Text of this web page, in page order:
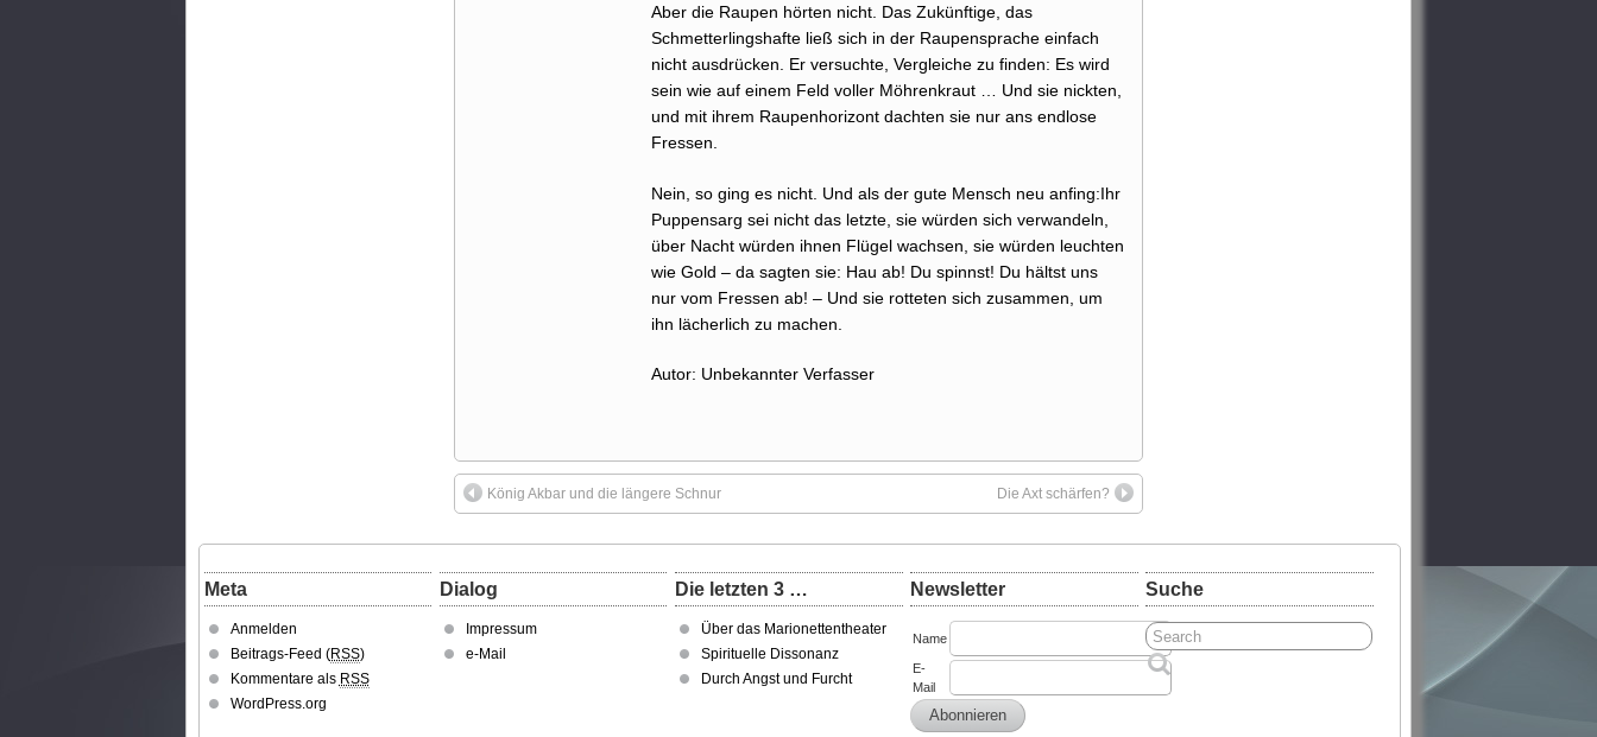
Aber die Raupen hörten nicht. Das Zukünftige, das
Schmetterlingshafte ließ sich in der Raupensprache einfach
nicht ausdrücken. Er versuchte, Vergleiche zu finden: Es wird
sein wie auf einem Feld voller Möhrenkraut … Und sie nickten,
und mit ihrem Raupenhorizont dachten sie nur ans endlose
Fressen.
Nein, so ging es nicht. Und als der gute Mensch neu anfing:Ihr
Puppensarg sei nicht das letzte, sie würden sich verwandeln,
über Nacht würden ihnen Flügel wachsen, sie würden leuchten
wie Gold – da sagten sie: Hau ab! Du spinnst! Du hältst uns
nur vom Fressen ab! – Und sie rotteten sich zusammen, um
ihn lächerlich zu machen.
Autor: Unbekannter Verfasser
König Akbar und die längere Schnur Die Axt schärfen?
Meta
Anmelden
Beitrags-Feed (RSS)
Kommentare als RSS
WordPress.org
Dialog
Impressum
e-Mail
Die letzten 3 …
Über das Marionettentheater
Spirituelle Dissonanz
Durch Angst und Furcht
Newsletter
Name
E-
Mail
Suche